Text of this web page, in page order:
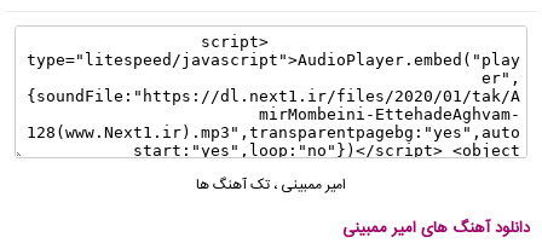
امیر ممبینی ، تک آهنگ ها
دانلود آهنگ های امیر ممبینی